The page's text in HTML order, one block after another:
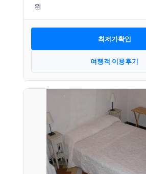
최저가확인
여행객 이용후기